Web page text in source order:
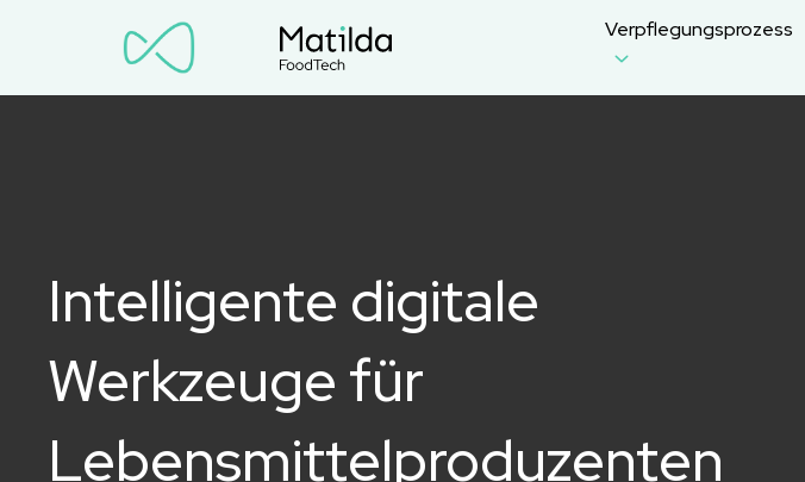
Verpflegungsprozess
Intelligente digitale
Werkzeuge für
Lebensmittelproduzenten